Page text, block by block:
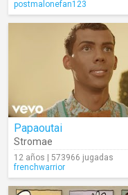
postmalonefan123
Papaoutai
Stromae
12 años | 573966 jugadas
frenchwarrior